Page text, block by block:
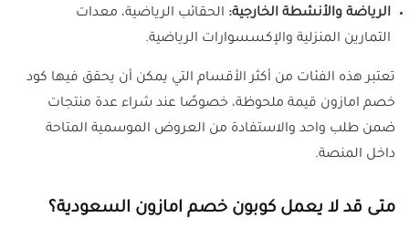
الرياضة والأنشطة الخارجية: الحقائب الرياضية، معدات
التمارين المنزلية والإكسسوارات الرياضية.
تعتبر هذه الفئات من أكثر الأقسام التي يمكن أن يحقق فيها كود
خصم امازون قيمة ملحوظة، خصوصًا عند شراء عدة منتجات
ضمن طلب واحد والاستفادة من العروض الموسمية المتاحة
داخل المنصة.
متى قد لا يعمل كوبون خصم امازون السعودية؟